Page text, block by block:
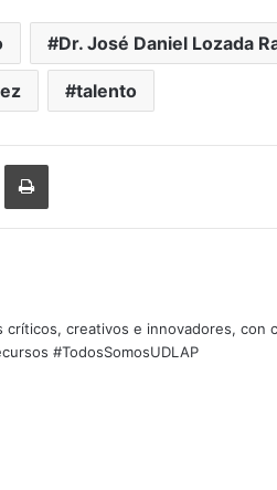
Dr. José Daniel Lozada
talento
via Email Print
creativos e innovadores, con
#TodosSomosUDLAP